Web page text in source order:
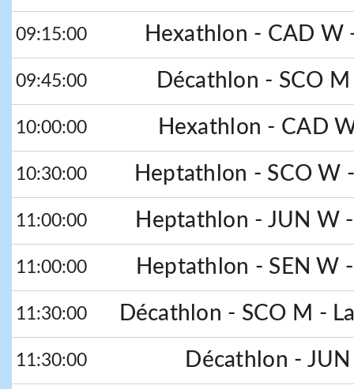
09:15:00 Hexathlon - CAD W
09:45:00 Décathlon - SCO
10:00:00 Hexathlon - CAD
10:30:00 Heptathlon - SCO W
11:00:00 Heptathlon - JUN W
11:00:00 Heptathlon - SEN W
11:30:00 Décathlon - SCO M -
11:30:00 Décathlon -